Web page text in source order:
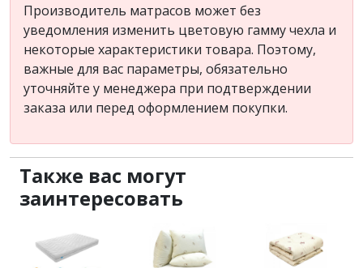
Производитель матрасов может без
уведомления изменить цветовую гамму чехла и
некоторые характеристики товара. Поэтому,
важные для вас параметры, обязательно
уточняйте у менеджера при подтверждении
заказа или перед оформлением покупки.
Также вас могут
заинтересовать